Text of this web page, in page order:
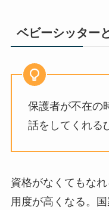
ベビーシッター
保護者が不在の
話をしてくれる
資格がなくてもな
用度が高くなる。